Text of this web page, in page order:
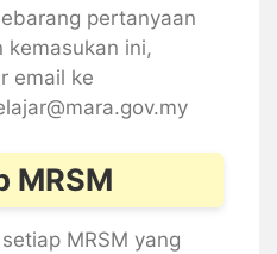
pertanyaan
kemasukan ini,
email ke
MRSM
MRSM yang